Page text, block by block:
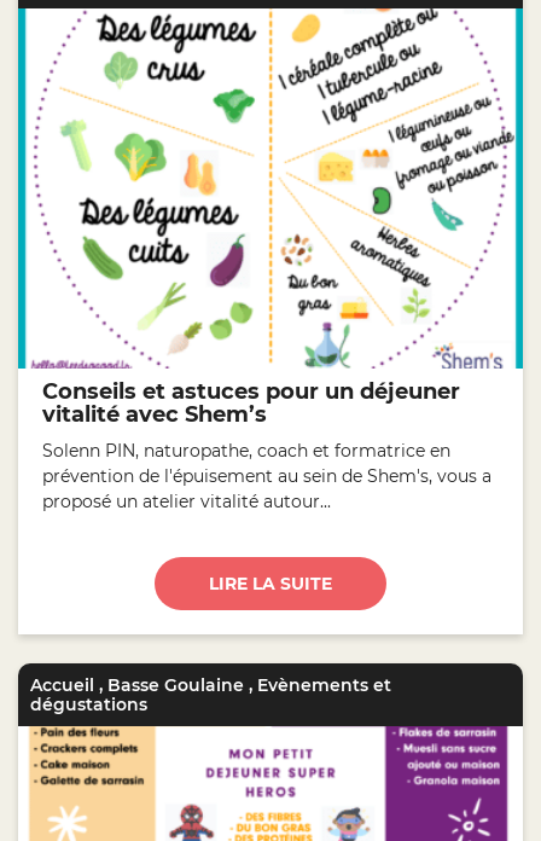
Conseils et astuces pour un déjeuner
vitalité avec Shem’s
Solenn PIN, naturopathe, coach et formatrice en
prévention de l'épuisement au sein de Shem's, vous a
proposé un atelier vitalité autour...
LIRE LA SUITE
Accueil , Basse Goulaine , Evènements et
dégustations